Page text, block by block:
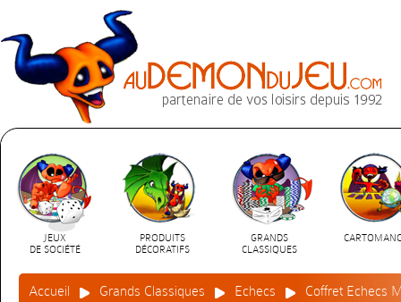
JEUX
DE SOCIÉTÉ
PRODUITS
DÉCORATIFS
GRANDS
CLASSIQUES
Accueil Grands Classiques Echecs Coffret Echecs